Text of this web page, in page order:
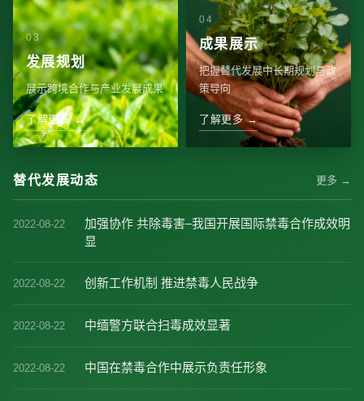
发展规划
展示跨境合作与产业发展成果
了解更多 →
成果展示
把握替代发展中长期规划与政
策导向
了解更多 →
替代发展动态 更多 →
2022-08-22
加强协作 共除毒害–我国开展国际禁毒合作成效明
显
2022-08-22 创新工作机制 推进禁毒人民战争
2022-08-22 中缅警方联合扫毒成效显著
2022-08-22 中国在禁毒合作中展示负责任形象